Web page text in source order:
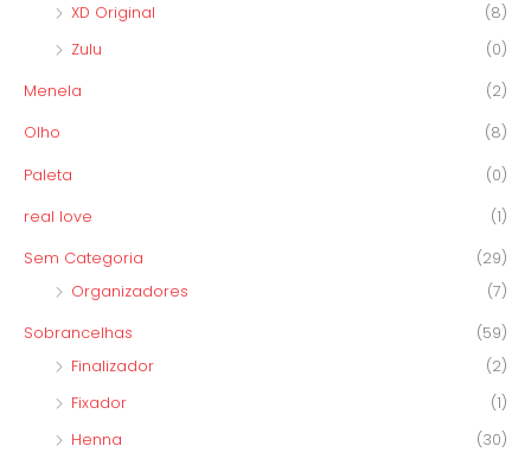
XD Original
(8)
Zulu
(0)
Menela (2)
Olho (8)
Paleta (0)
real love (1)
Sem Categoria
(29)
Organizadores
(7)
Sobrancelhas
(59)
Finalizador
(2)
Fixador
(1)
Henna
(30)